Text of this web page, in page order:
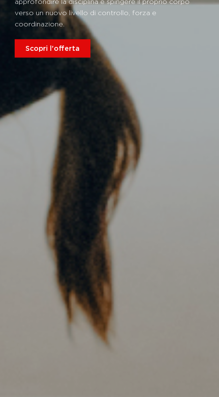
verso un nuovo livello di controllo, forza e
coordinazione.
Scopri l'offerta